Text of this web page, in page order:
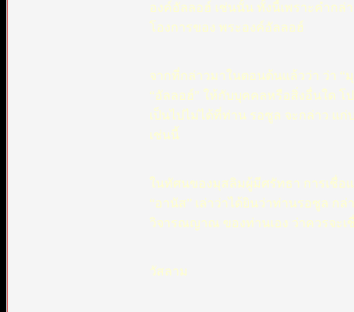
องค์อัลลอฮ์ เช่นนั้น ทั้งนี้เพราะคำก
โองการของ พระองค์อัลลอฮ์
จากที่กล่าวมาในตอนต้นแล้วว่า ว่า
“อัลลอฮ์" ให้กับบุคคลหรือสิ่งอื่นใด โป
เป็นไปไม่ได้ที่ท่าน รอซูล จะกล่าว แ
เช่นนี้
ในทัศนของมุสลิมผู้มีศรัทธา การเชื่อ
“อานัส” เล่าว่าได้ยินว่าท่านรอซูล ก
วิจารณญาณ ของท่านเอง ว่าควรจะเ
วัสลาม